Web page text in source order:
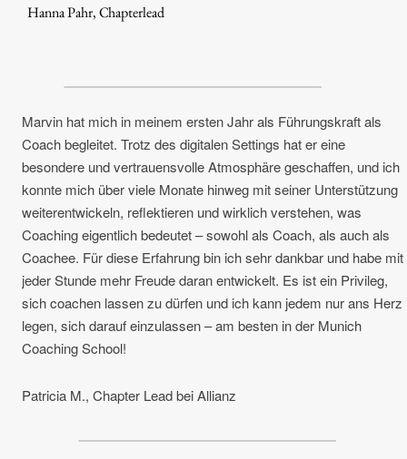
Marvin hat mich in meinem ersten Jahr als Führungskraft als
Coach begleitet. Trotz des digitalen Settings hat er eine
besondere und vertrauensvolle Atmosphäre geschaffen, und ich
konnte mich über viele Monate hinweg mit seiner Unterstützung
weiterentwickeln, reflektieren und wirklich verstehen, was
Coaching eigentlich bedeutet – sowohl als Coach, als auch als
Coachee. Für diese Erfahrung bin ich sehr dankbar und habe mit
jeder Stunde mehr Freude daran entwickelt. Es ist ein Privileg,
sich coachen lassen zu dürfen und ich kann jedem nur ans Herz
legen, sich darauf einzulassen – am besten in der Munich
Coaching School!
Patricia M., Chapter Lead bei Allianz
Hanna Pahr, Chapterlead